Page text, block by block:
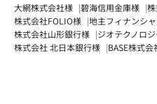
大網株式会社様
碧海信用金庫様
株式会社FOLIO様
地主フィナンシ
株式会社山形銀行様
ジオテクノロ
株式会社 北日本銀行様
BASE株式会